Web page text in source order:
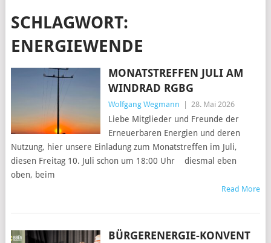
SCHLAGWORT:
ENERGIEWENDE
MONATSTREFFEN JULI AM
WINDRAD RGBG
Wolfgang Wegmann 28. Mai 2026
Liebe Mitglieder und Freunde der
Erneuerbaren Energien und deren
Nutzung, hier unsere Einladung zum Monatstreffen im Juli,
diesen Freitag 10. Juli schon um 18:00 Uhr diesmal eben
oben, beim
Read More
BÜRGERENERGIE-KONVENT